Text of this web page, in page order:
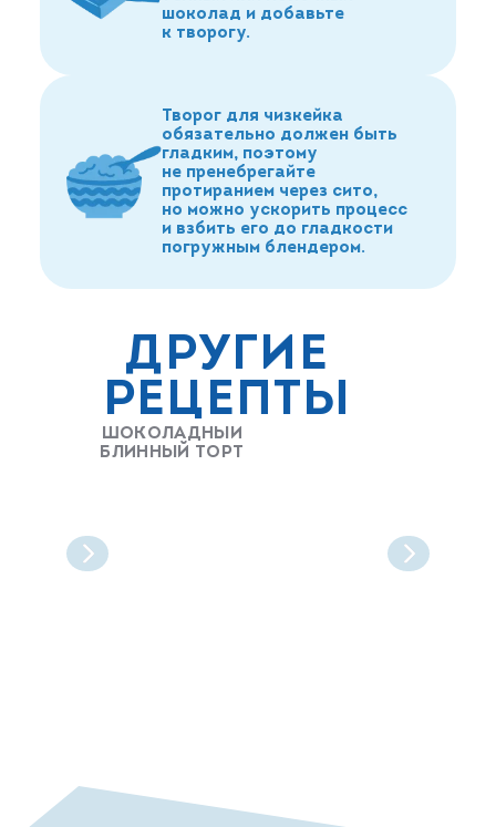
шоколад и добавьте
к творогу.
Творог для чизкейка
обязательно должен быть
гладким, поэтому
не пренебрегайте
протиранием через сито,
но можно ускорить процесс
и взбить его до гладкости
погружным блендером.
ДРУГИЕ
РЕЦЕПТЫ
ШОКОЛАДНЫЙ
БЛИННЫЙ ТОРТ